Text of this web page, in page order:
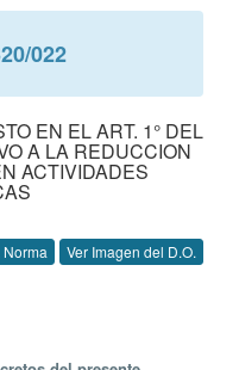
022
EN EL ART. 1° DEL
A LA REDUCCION
ACTIVIDADES
Ver Imagen del D.O.